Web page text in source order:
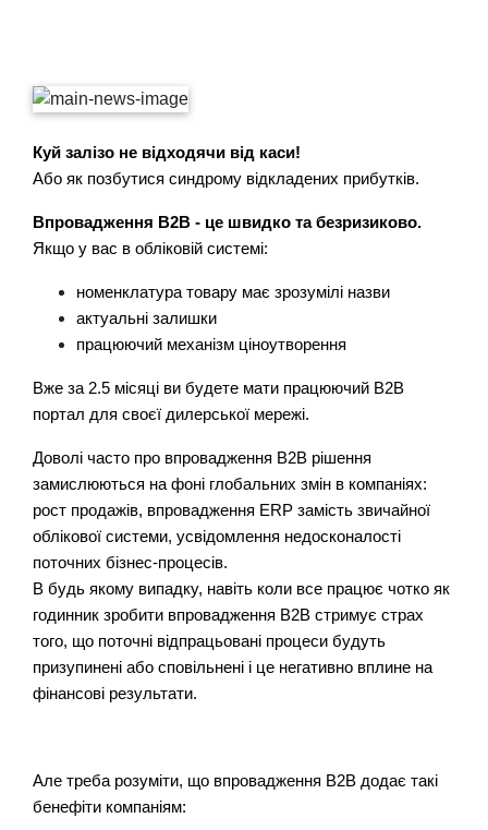
Куй залізо не відходячи від каси!
Або як позбутися синдрому відкладених прибутків.
Впровадження B2B - це швидко та безризиково.
Якщо у вас в обліковій системі:
номенклатура товару має зрозумілі назви
актуальні залишки
працюючий механізм ціноутворення
Вже за 2.5 місяці ви будете мати працюючий B2B
портал для своєї дилерської мережі.
Доволі часто про впровадження B2B рішення
замислюються на фоні глобальних змін в компаніях:
рост продажів, впровадження ERP замість звичайної
облікової системи, усвідомлення недосконалості
поточних бізнес-процесів.
В будь якому випадку, навіть коли все працює чотко як
годинник зробити впровадження B2B стримує страх
того, що поточні відпрацьовані процеси будуть
призупинені або сповільнені і це негативно вплине на
фінансові результати.
Але треба розуміти, що впровадження B2B додає такі
бенефіти компаніям: